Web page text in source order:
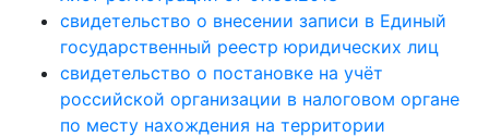
свидетельство о внесении записи в Единый
государственный реестр юридических лиц
свидетельство о постановке на учёт
российской организации в налоговом органе
по месту нахождения на территории